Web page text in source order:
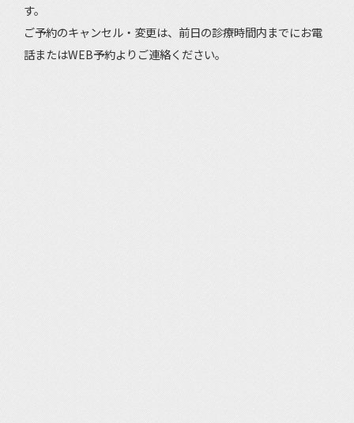
す。
ご予約のキャンセル・変更は、前日の診療時間内までにお電
話またはWEB予約よりご連絡ください。